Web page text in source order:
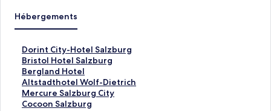
Hébergements
Dorint City-Hotel Salzburg
L
i
e
n
o
u
Bristol Hotel Salzburg
L
i
e
n
o
Bergland Hotel
L
i
e
n
Altstadthotel Wolf-Dietrich
L
i
e
Mercure Salzburg City
L
iCocoon Salzburg
L